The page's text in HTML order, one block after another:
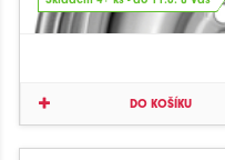
DO KOŠÍKU